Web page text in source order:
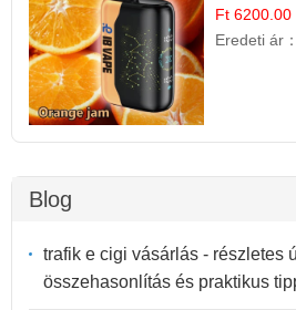
cigaretta
Ft 6200.00
Eredeti ár：
Blog
trafik e cigi vásárlás - részletes
összehasonlítás és praktikus